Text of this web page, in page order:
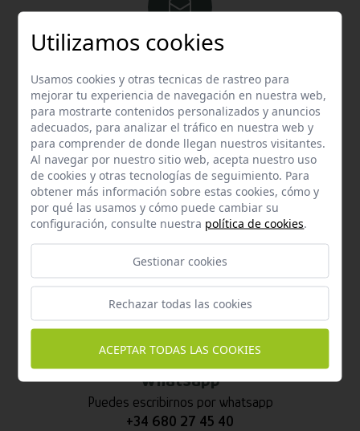
Contacta con nosotros vía email
hola@welovemascotas.com
Teléfono
587 870
Whatsapp
Puedes escribirnos por whatsapp
+34 680 27 45 40
Utilizamos cookies
Usamos cookies y otras tecnicas de rastreo para
mejorar tu experiencia de navegación en nuestra web,
para mostrarte contenidos personalizados y anuncios
adecuados, para analizar el tráfico en nuestra web y
para comprender de donde llegan nuestros visitantes.
Al navegar por nuestro sitio web, acepta nuestro uso
de cookies y otras tecnologías de seguimiento. Para
obtener más información sobre estas cookies, cómo y
por qué las usamos y cómo puede cambiar su
configuración, consulte nuestra política de cookies.
Gestionar cookies
Rechazar todas las cookies
ACEPTAR TODAS LAS COOKIES